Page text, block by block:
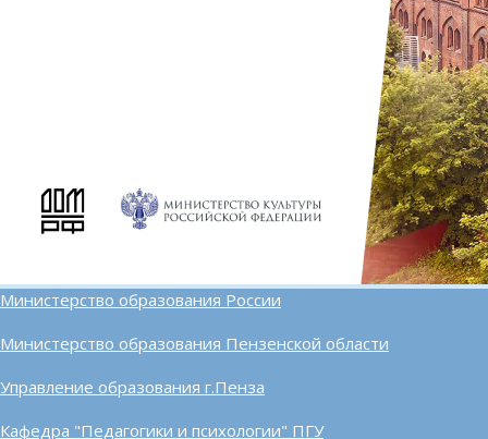
Министерство образования России
Министерство образования Пензенской области
Управление образования г.Пенза
Кафедра "Педагогики и психологии" ПГУ